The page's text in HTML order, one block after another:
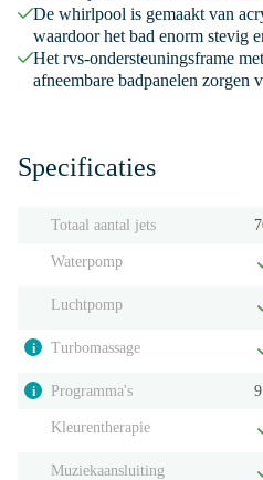
De whirlpool is gemaakt van
waardoor het bad enorm stevig
Het rvs-ondersteuningsframe
afneembare badpanelen zorgen
Specificaties
Totaal aantal jets
Waterpomp
Luchtpomp
i Turbomassage
i Programma's 9
Kleurentherapie
Muziekaansluiting